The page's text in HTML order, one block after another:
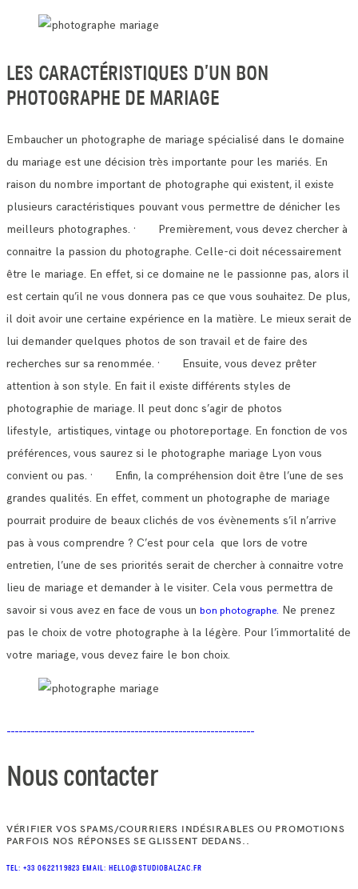
LES CARACTÉRISTIQUES D’UN BON
PHOTOGRAPHE DE MARIAGE
Embaucher un photographe de mariage spécialisé dans le domaine
du mariage est une décision très importante pour les mariés. En
raison du nombre important de photographe qui existent, il existe
plusieurs caractéristiques pouvant vous permettre de dénicher les
meilleurs photographes. · Premièrement, vous devez chercher à
connaitre la passion du photographe. Celle-ci doit nécessairement
être le mariage. En effet, si ce domaine ne le passionne pas, alors il
est certain qu’il ne vous donnera pas ce que vous souhaitez. De plus,
il doit avoir une certaine expérience en la matière. Le mieux serait de
lui demander quelques photos de son travail et de faire des
recherches sur sa renommée. · Ensuite, vous devez prêter
attention à son style. En fait il existe différents styles de
photographie de mariage. Il peut donc s’agir de photos
lifestyle, artistiques, vintage ou photoreportage. En fonction de vos
préférences, vous saurez si le photographe mariage Lyon vous
convient ou pas. · Enfin, la compréhension doit être l’une de ses
grandes qualités. En effet, comment un photographe de mariage
pourrait produire de beaux clichés de vos évènements s’il n’arrive
pas à vous comprendre ? C’est pour cela que lors de votre
entretien, l’une de ses priorités serait de chercher à connaitre votre
lieu de mariage et demander à le visiter. Cela vous permettra de
savoir si vous avez en face de vous un bon photographe. Ne prenez
pas le choix de votre photographe à la légère. Pour l’immortalité de
votre mariage, vous devez faire le bon choix.
Nous contacter
VÉRIFIER VOS SPAMS/COURRIERS INDÉSIRABLES OU PROMOTIONS
PARFOIS NOS RÉPONSES SE GLISSENT DEDANS..
TEL: +33 0622119823 EMAIL: HELLO@STUDIOBALZAC.FR